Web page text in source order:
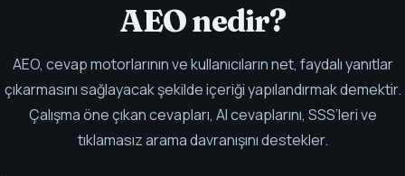
AEO nedir?
AEO, cevap motorlarının ve kullanıcıların net, faydalı yanıtlar
çıkarmasını sağlayacak şekilde içeriği yapılandırmak demektir.
Çalışma öne çıkan cevapları, AI cevaplarını, SSS’leri ve
tıklamasız arama davranışını destekler.